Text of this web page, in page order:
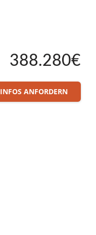
388.280€
INFOS ANFORDERN